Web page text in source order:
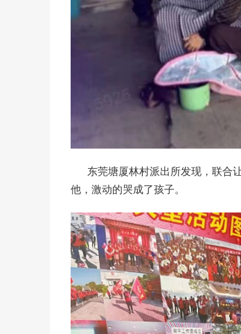
东莞塘厦林村派出所发现，联合让
他，激动的哭成了孩子。